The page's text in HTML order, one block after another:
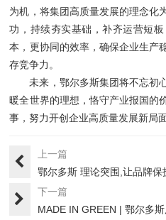
为机，将集团高质量发展的理念化
功，持续夯实基础，补齐运营短
本，更协同的效率，确保企业生产
存竞争力。
未来，鄂尔多斯集团将不忘初
暖全世界的理想，恪守产业报国的
事，努力开创企业高质量发展新局面
上一篇
鄂尔多斯 理论突围,让品牌
下一篇
MADE IN GREEN | 鄂尔多斯